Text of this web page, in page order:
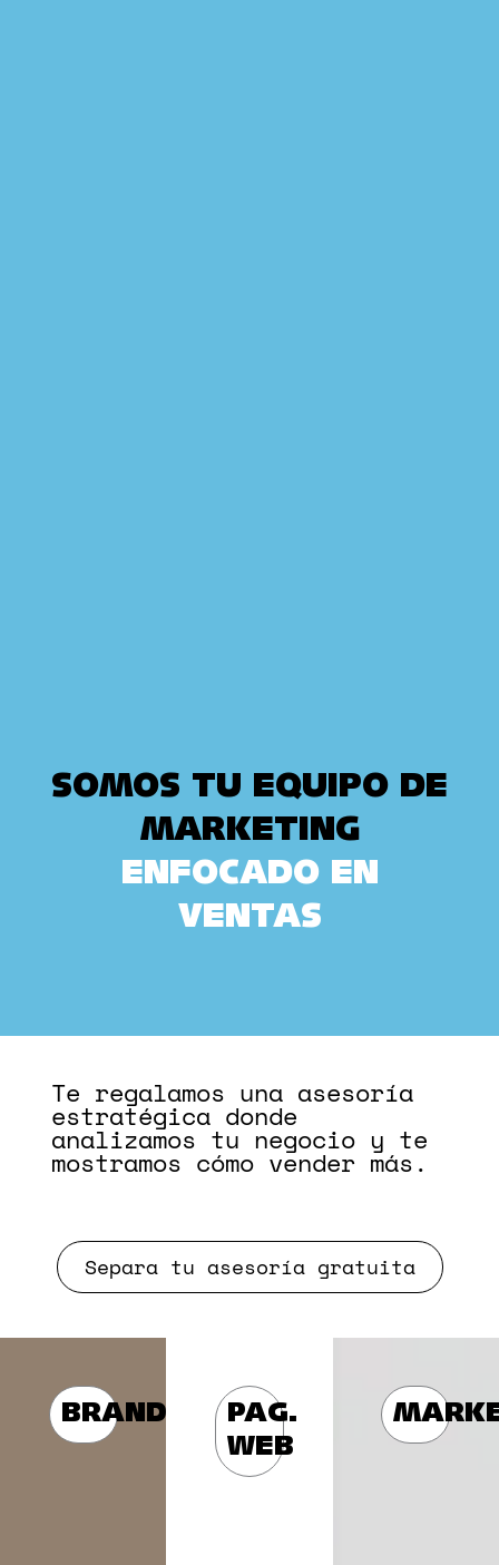
SOMOS TU EQUIPO DE
MARKETING
ENFOCADO EN
VENTAS
Te regalamos una asesoría
estratégica donde
analizamos tu negocio y te
mostramos cómo vender más.
Separa tu asesoría gratuita
BRANDING PAG.
WEB